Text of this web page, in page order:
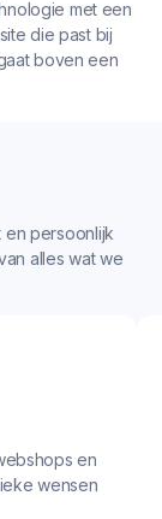
met een
die past bij
boven een
en persoonlijk
alles wat we
en
wensen